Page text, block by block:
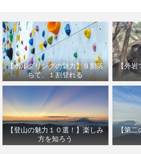
【ボルダリングの魅力】９割落
ちて、１割登れる
【外岩
【登山の魅力１０選！】楽しみ
方を知ろう
【第